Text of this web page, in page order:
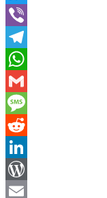
Twitter
Viber
Telegram
WhatsApp
Gmail
Message
Reddit
LinkedIn
WordPress